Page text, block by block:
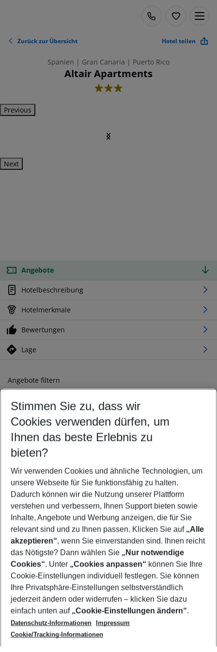
Zurück zur Übersicht Hotel teilen
Spanien | Gran Canaria | Puerto Rico
Altair Apartments
3
Previous
Next
Angebote
Hotelbeschreibung
Hotelmerkmale
Bewertungen
Lage
Angebote filtern
Ändern Sie Ihre Kriterien nach Ihren Wünschen
Abflughafen wählen
Beliebiger Abflughafen
Reisezeitraum wählen
08.08.26– 06.08.27 5-8 Nächte
2 Erwachsene Keine Kinder
Mehr Filter anzeigen
Footer
Footer navigation
Über uns
AGB
Cookie-Einstellungen ändern
Cookie-Richtlinie
Datenschutz
Service & Hilfe
Barrierefreies Reisen
Check-in
Folgen Sie uns
Stimmen Sie zu, dass wir
Cookies verwenden dürfen, um
Ihnen das beste Erlebnis zu
bieten?
Wir verwenden Cookies und ähnliche Technologien, um
unsere Webseite für Sie funktionsfähig zu halten.
Dadurch können wir die Nutzung unserer Plattform
verstehen und verbessern, Ihnen Support bieten sowie
Inhalte, Angebote und Werbung anzeigen, die für Sie
relevant sind und zu Ihnen passen. Klicken Sie auf „Alle
akzeptieren“, wenn Sie einverstanden sind. Ihnen reicht
das Nötigste? Dann wählen Sie „Nur notwendige
Cookies“. Unter „Cookies anpassen“ können Sie Ihre
Cookie-Einstellungen individuell festlegen. Sie können
Ihre Privatsphäre-Einstellungen selbstverständlich
jederzeit ändern oder widerrufen – klicken Sie dazu
einfach unten auf „Cookie-Einstellungen ändern“.
Datenschutz-Informationen
Impressum
Cookie/Tracking-Informationen